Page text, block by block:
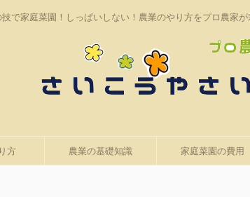
技で家庭菜園！しっぱいしない！農業のやり方をプロ農家
方 農業の基礎知識 家庭菜園の費用